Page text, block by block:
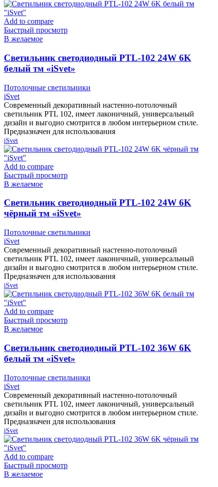
Add to compare
Быстрый просмотр
В желаемое
Cветильник светодиодный PTL-102 24W 6K
белый тм «iSvet»
Потолочные светильники
iSvet
Современный декоративный настенно-потолочный
светильник PTL 102, имеет лаконичный, универсальный
дизайн и выгодно смотрится в любом интерьерном стиле.
Предназначен для использования
iSvet
Add to compare
Быстрый просмотр
В желаемое
Cветильник светодиодный PTL-102 24W 6K
чёрный тм «iSvet»
Потолочные светильники
iSvet
Современный декоративный настенно-потолочный
светильник PTL 102, имеет лаконичный, универсальный
дизайн и выгодно смотрится в любом интерьерном стиле.
Предназначен для использования
iSvet
Add to compare
Быстрый просмотр
В желаемое
Cветильник светодиодный PTL-102 36W 6K
белый тм «iSvet»
Потолочные светильники
iSvet
Современный декоративный настенно-потолочный
светильник PTL 102, имеет лаконичный, универсальный
дизайн и выгодно смотрится в любом интерьерном стиле.
Предназначен для использования
iSvet
Add to compare
Быстрый просмотр
В желаемое